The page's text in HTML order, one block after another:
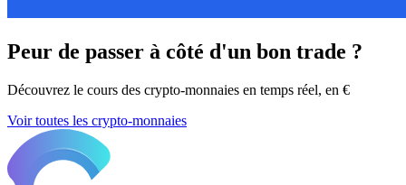
Peur de passer à côté d'un bon trade ?
Découvrez le cours des crypto-monnaies en temps réel, en €
Voir toutes les crypto-monnaies